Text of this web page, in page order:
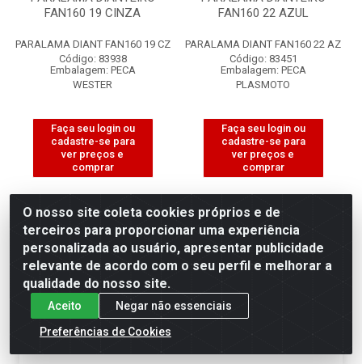
Permitir que a Motociclo envie notificações com
novidades e ofertas exclusivas.
Powered by SendPulse
×
FAN160 19 CINZA
PARALAMA DIANT FAN160 19 CZ
Código: 83938
Embalagem: PECA
WESTER
Faça seu login ou
cadastre-se para
ver preços e
comprar
FAN160 22 AZUL
PARALAMA DIANT FAN160 22 AZ
Código: 83451
Embalagem: PECA
PLASMOTO
Faça seu login ou
cadastre-se para
ver preços e
comprar
O nosso site coleta cookies próprios e de
terceiros para proporcionar uma experiência
personalizada ao usuário, apresentar publicidade
relevante de acordo com o seu perfil e melhorar a
qualidade do nosso site.
Aceito
Negar não essenciais
Preferências de Cookies